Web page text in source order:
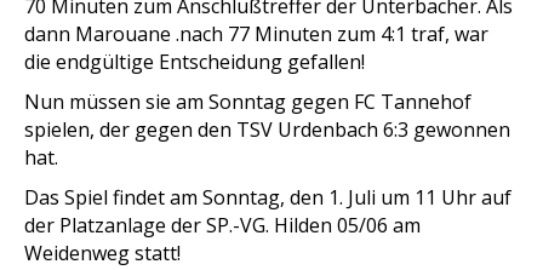
70 Minuten zum Anschlußtreffer der Unterbacher. Als
dann Marouane .nach 77 Minuten zum 4:1 traf, war
die endgültige Entscheidung gefallen!
Nun müssen sie am Sonntag gegen FC Tannehof
spielen, der gegen den TSV Urdenbach 6:3 gewonnen
hat.
Das Spiel findet am Sonntag, den 1. Juli um 11 Uhr auf
der Platzanlage der SP.-VG. Hilden 05/06 am
Weidenweg statt!